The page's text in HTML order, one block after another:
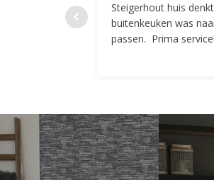
Steigerhout huis
buitenkeuken was
passen. Prima service!